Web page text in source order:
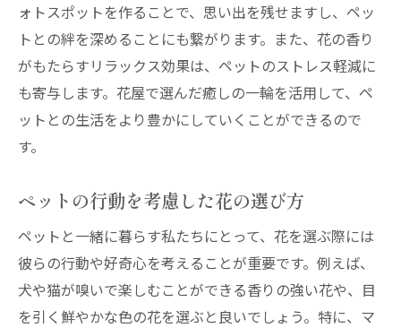
ォトスポットを作ることで、思い出を残せますし、ペッ
トとの絆を深めることにも繋がります。また、花の香り
がもたらすリラックス効果は、ペットのストレス軽減に
も寄与します。花屋で選んだ癒しの一輪を活用して、ペ
ットとの生活をより豊かにしていくことができるので
す。
ペットの行動を考慮した花の選び方
ペットと一緒に暮らす私たちにとって、花を選ぶ際には
彼らの行動や好奇心を考えることが重要です。例えば、
犬や猫が嗅いで楽しむことができる香りの強い花や、目
を引く鮮やかな色の花を選ぶと良いでしょう。特に、マ